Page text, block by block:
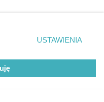
ustawień prywatności
strony
wymagają zgody
się takiemu
miały zastosowanie tylko
USTAWIENIA